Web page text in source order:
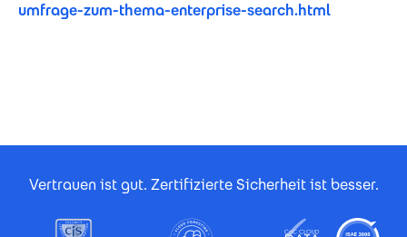
umfrage-zum-thema-enterprise-search.html
Vertrauen ist gut. Zertifizierte Sicherheit ist besser.